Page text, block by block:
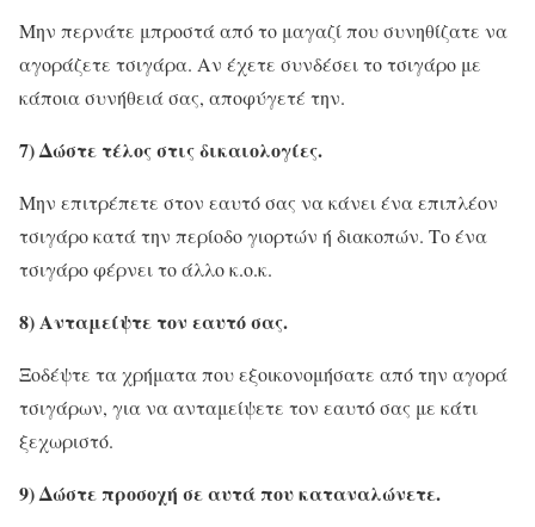
Μην περνάτε μπροστά από το μαγαζί που συνηθίζατε να
αγοράζετε τσιγάρα. Αν έχετε συνδέσει το τσιγάρο με
κάποια συνήθειά σας, αποφύγετέ την.
7) Δώστε τέλος στις δικαιολογίες.
Μην επιτρέπετε στον εαυτό σας να κάνει ένα επιπλέον
τσιγάρο κατά την περίοδο γιορτών ή διακοπών. Το ένα
τσιγάρο φέρνει το άλλο κ.ο.κ.
8) Ανταμείψτε τον εαυτό σας.
Ξοδέψτε τα χρήματα που εξοικονομήσατε από την αγορά
τσιγάρων, για να ανταμείψετε τον εαυτό σας με κάτι
ξεχωριστό.
9) Δώστε προσοχή σε αυτά που καταναλώνετε.